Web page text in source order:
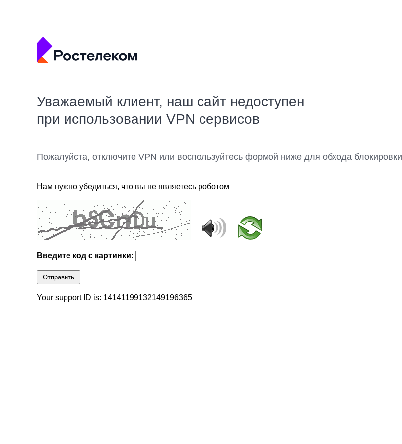
Уважаемый клиент, наш сайт недоступен
при использовании VPN сервисов
Пожалуйста, отключите VPN или воспользуйтесь формой ниже для обхода блокировки
Нам нужно убедиться, что вы не являетесь роботом
Введите код с картинки:
Отправить
Your support ID is: 14141199132149196365